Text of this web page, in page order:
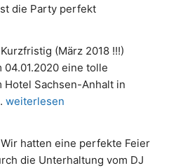
die Party perfekt
Kurzfristig (März 2018 !!!)
04.01.2020 eine tolle
Hotel Sachsen-Anhalt in
weiterlesen
Wir hatten eine perfekte Feier
die Unterhaltung vom DJ